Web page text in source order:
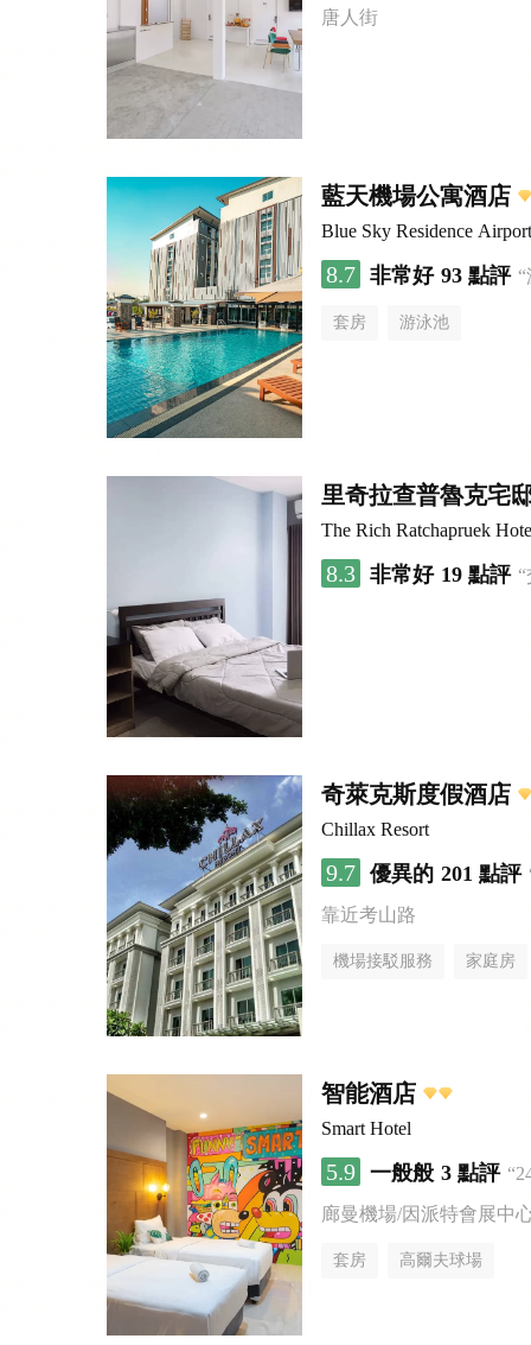
唐人街
藍天機場公寓酒店
Blue Sky Residence Airport
8.7 非常好 93 點評
套房 游泳池
里奇拉查普魯克宅
The Rich Ratchapruek
8.3 非常好 19 點評
奇萊克斯度假酒店
Chillax Resort
9.7 優異的 201 點評
靠近考山路
機場接駁服務 家庭房
智能酒店
Smart Hotel
5.9 一般般 3 點評
廊曼機場/因派特會展中
套房 高爾夫球場